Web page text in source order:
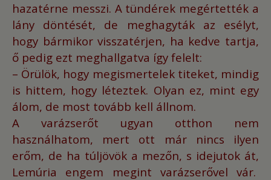
hazatérne messzi. A tündérek megértették a
lány döntését, de meghagyták az esélyt,
hogy bármikor visszatérjen, ha kedve tartja,
ő pedig ezt meghallgatva így felelt:
– Örülök, hogy megismertelek titeket, mindig
is hittem, hogy léteztek. Olyan ez, mint egy
álom, de most tovább kell állnom.
A varázserőt ugyan otthon nem
használhatom, mert ott már nincs ilyen
erőm, de ha túljövök a mezőn, s idejutok át,
Lemúria engem megint varázserővel vár.